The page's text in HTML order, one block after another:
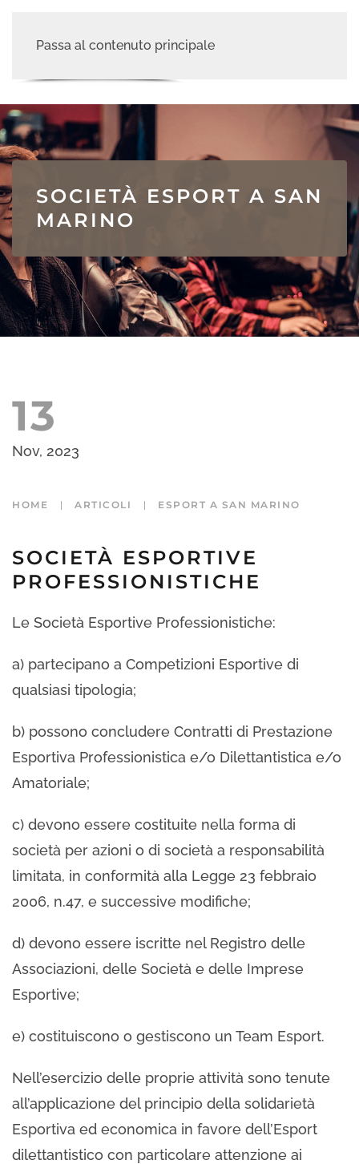
Passa al contenuto principale
SOCIETÀ ESPORT A SAN
MARINO
13
Nov, 2023
HOME ARTICOLI ESPORT A SAN MARINO
SOCIETÀ ESPORTIVE
PROFESSIONISTICHE
Le Società Esportive Professionistiche:
a) partecipano a Competizioni Esportive di
qualsiasi tipologia;
b) possono concludere Contratti di Prestazione
Esportiva Professionistica e/o Dilettantistica e/o
Amatoriale;
c) devono essere costituite nella forma di
società per azioni o di società a responsabilità
limitata, in conformità alla Legge 23 febbraio
2006, n.47, e successive modifiche;
d) devono essere iscritte nel Registro delle
Associazioni, delle Società e delle Imprese
Esportive;
e) costituiscono o gestiscono un Team Esport.
Nell’esercizio delle proprie attività sono tenute
all’applicazione del principio della solidarietà
Esportiva ed economica in favore dell’Esport
dilettantistico con particolare attenzione ai